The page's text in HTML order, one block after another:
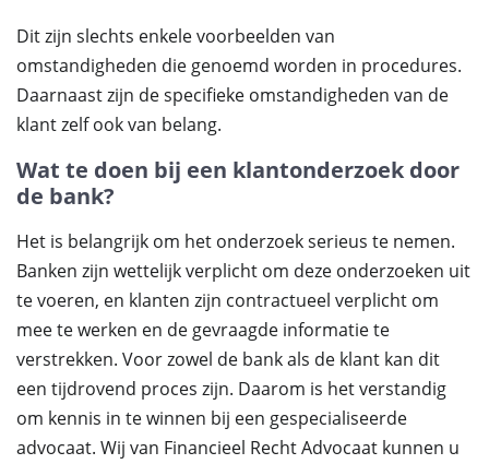
Dit zijn slechts enkele voorbeelden van
omstandigheden die genoemd worden in procedures.
Daarnaast zijn de specifieke omstandigheden van de
klant zelf ook van belang.
Wat te doen bij een klantonderzoek door
de bank?
Het is belangrijk om het onderzoek serieus te nemen.
Banken zijn wettelijk verplicht om deze onderzoeken uit
te voeren, en klanten zijn contractueel verplicht om
mee te werken en de gevraagde informatie te
verstrekken. Voor zowel de bank als de klant kan dit
een tijdrovend proces zijn. Daarom is het verstandig
om kennis in te winnen bij een gespecialiseerde
advocaat. Wij van Financieel Recht Advocaat kunnen u